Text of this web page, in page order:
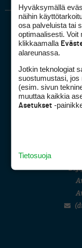
Staysure PGA
AMATÖÖRIGOLF
U.S. Women's
AMATÖÖRIGOLF
English Boys' (U14)
Eeli Krankka, Lionel
MUU
LIV GOLF
New York
SM-KILPAILUT
SM-reikäpeli (M50/
FINNISH JUNIOR TOUR
Hyväksymällä
näihin
osa palveluista tai
optimaalisesti. Voit
klikkaamalla
alareunassa.
Jotkin teknologiat
suostumustasi, jos
(esim. sivun
muuttaa kaikkia
Asetukset -
Tietosuoja